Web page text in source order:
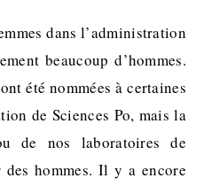
dans l’administration
beaucoup d’hommes.
été nommées à certaines
de Sciences Po, mais la
de nos laboratoires de
hommes. Il y a encore